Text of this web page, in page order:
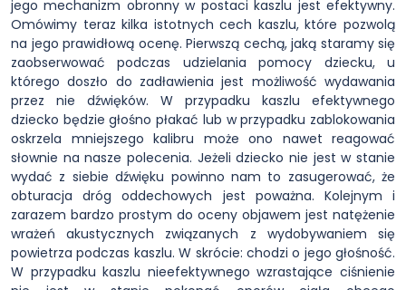
jego mechanizm obronny w postaci kaszlu jest efektywny.
Omówimy teraz kilka istotnych cech kaszlu, które pozwolą
na jego prawidłową ocenę. Pierwszą cechą, jaką staramy się
zaobserwować podczas udzielania pomocy dziecku, u
którego doszło do zadławienia jest możliwość wydawania
przez nie dźwięków. W przypadku kaszlu efektywnego
dziecko będzie głośno płakać lub w przypadku zablokowania
oskrzela mniejszego kalibru może ono nawet reagować
słownie na nasze polecenia. Jeżeli dziecko nie jest w stanie
wydać z siebie dźwięku powinno nam to zasugerować, że
obturacja dróg oddechowych jest poważna. Kolejnym i
zarazem bardzo prostym do oceny objawem jest natężenie
wrażeń akustycznych związanych z wydobywaniem się
powietrza podczas kaszlu. W skrócie: chodzi o jego głośność.
W przypadku kaszlu nieefektywnego wzrastające ciśnienie